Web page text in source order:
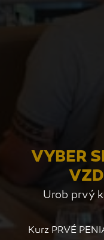
VYBER
Urob prvý
Kurz PRVÉ